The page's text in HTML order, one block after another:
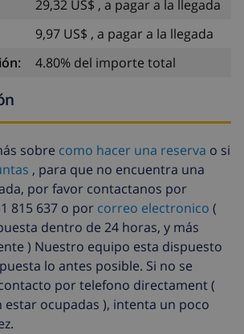
29,32 US$ , a pagar a la llegada
9,97 US$ , a pagar a la llegada
4.80% del importe total
sobre como hacer una reserva o si
, para que no encuentra una
por favor contactanos por
815 637 o por correo electronico (
dentro de 24 horas, y más
) Nuestro equipo esta dispuesto
lo antes posible. Si no se
por telefono directament (
estar ocupadas ), intenta un poco